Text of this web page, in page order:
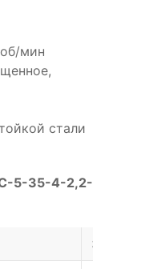
мин
стали
5-35-4-2,2-